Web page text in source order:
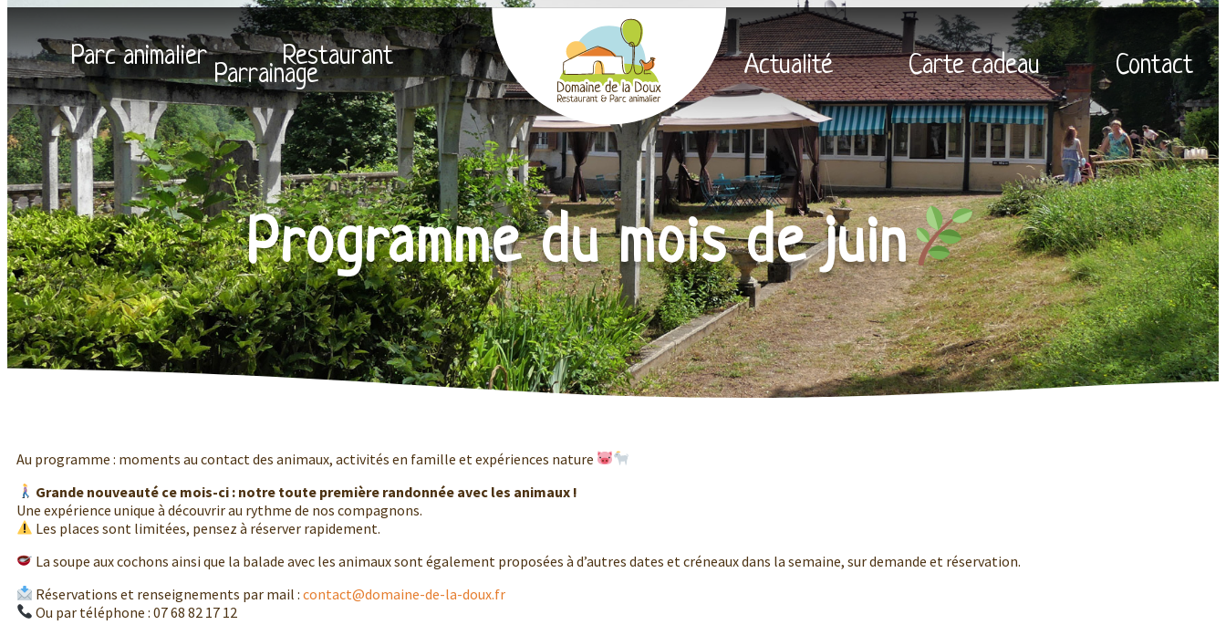
Parc animalier Restaurant
Parrainage Actualité Carte cadeau Contact
Programme du mois de juin
Au programme : moments au contact des animaux, activités en famille et expériences nature
Grande nouveauté ce mois-ci : notre toute première randonnée avec les animaux !
Une expérience unique à découvrir au rythme de nos compagnons.
Les places sont limitées, pensez à réserver rapidement.
La soupe aux cochons ainsi que la balade avec les animaux sont également proposées à d’autres dates et créneaux dans la semaine, sur demande et réservation.
Réservations et renseignements par mail :contact@domaine-de-la-doux.fr
Ou par téléphone : 07 68 82 17 12